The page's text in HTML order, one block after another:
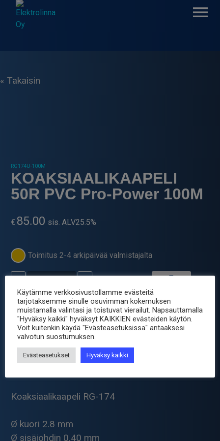
content
« Takaisin
RG174U-100M
KOAKSIAALIKAAPELI
50R PVC Pro-Power 100M
€ 85.00 sis. ALV25.5%
Toimitus 2-4 arkipäivää valmistajalta
-
KOAKSIAALIKAAPELI
50R
PVC
Pro-
Power
100M
määrä
+
Tuotetunnus (SKU):RG174U-100M
Osastot:Kaapeli metri/rullat,Kaapelit,Koaksiaalikaapelit
Avainsana tuotteelle kaapeli
Tuotetiedot
Koaksiaalikaapeli RG-174
Ø kuori 2.8 mm
Ø sisäjohdin 0.40 mm
Käytämme verkkosivustollamme evästeitä
tarjotaksemme sinulle osuvimman kokemuksen
muistamalla valintasi ja toistuvat vierailut. Napsauttamalla
"Hyväksy kaikki" hyväksyt KAIKKIEN evästeiden käytön.
Voit kuitenkin käydä "Evästeasetuksissa" antaaksesi
valvotun suostumuksen.
Evästeasetukset Hyväksy kaikki